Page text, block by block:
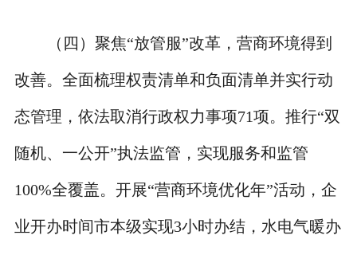
（四）聚焦“放管服”改革，营商环境得到
改善。全面梳理权责清单和负面清单并实行动
态管理，依法取消行政权力事项71项。推行“双
随机、一公开”执法监管，实现服务和监管
100%全覆盖。开展“营商环境优化年”活动，企
业开办时间市本级实现3小时办结，水电气暖办